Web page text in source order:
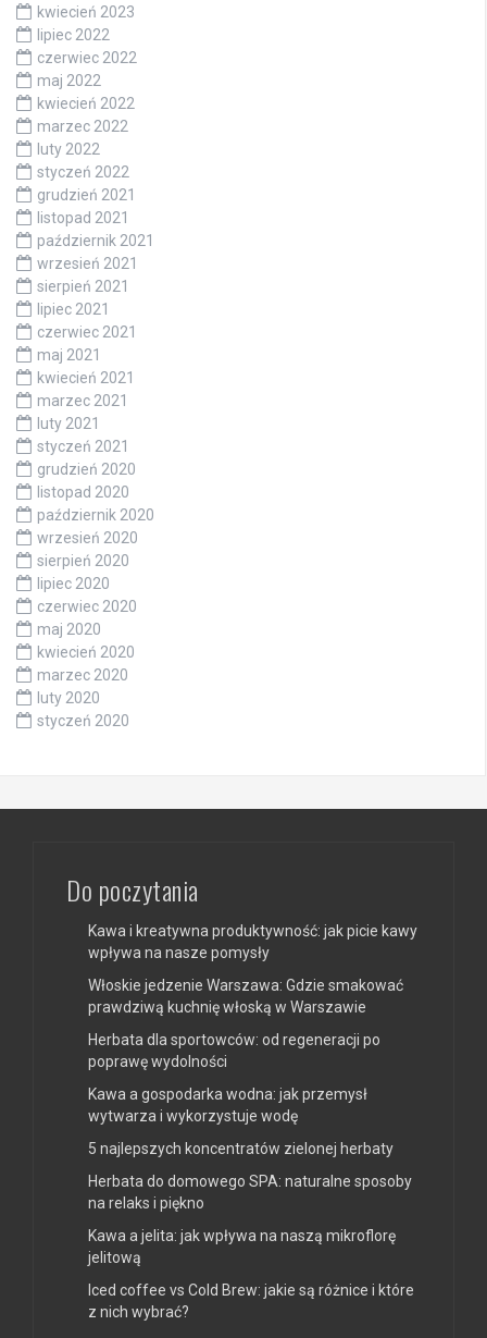
kwiecień 2023
lipiec 2022
czerwiec 2022
maj 2022
kwiecień 2022
marzec 2022
luty 2022
styczeń 2022
grudzień 2021
listopad 2021
październik 2021
wrzesień 2021
sierpień 2021
lipiec 2021
czerwiec 2021
maj 2021
kwiecień 2021
marzec 2021
luty 2021
styczeń 2021
grudzień 2020
listopad 2020
październik 2020
wrzesień 2020
sierpień 2020
lipiec 2020
czerwiec 2020
maj 2020
kwiecień 2020
marzec 2020
luty 2020
styczeń 2020
Do poczytania
Kawa i kreatywna produktywność: jak picie kawy
wpływa na nasze pomysły
Włoskie jedzenie Warszawa: Gdzie smakować
prawdziwą kuchnię włoską w Warszawie
Herbata dla sportowców: od regeneracji po
poprawę wydolności
Kawa a gospodarka wodna: jak przemysł
wytwarza i wykorzystuje wodę
5 najlepszych koncentratów zielonej herbaty
Herbata do domowego SPA: naturalne sposoby
na relaks i piękno
Kawa a jelita: jak wpływa na naszą mikroflorę
jelitową
Iced coffee vs Cold Brew: jakie są różnice i które
z nich wybrać?